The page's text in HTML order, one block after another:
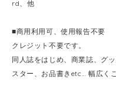
rd、他
■商用利用可、使用報告不要
クレジット不要です。
同人誌をはじめ、商業誌、グ
スター、お品書きetc... 幅広く